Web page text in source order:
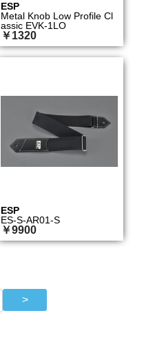
ESP
Metal Knob Low Profile Cl
assic EVK-1LO
￥1320
ESP
ES-S-AR01-S
￥9900